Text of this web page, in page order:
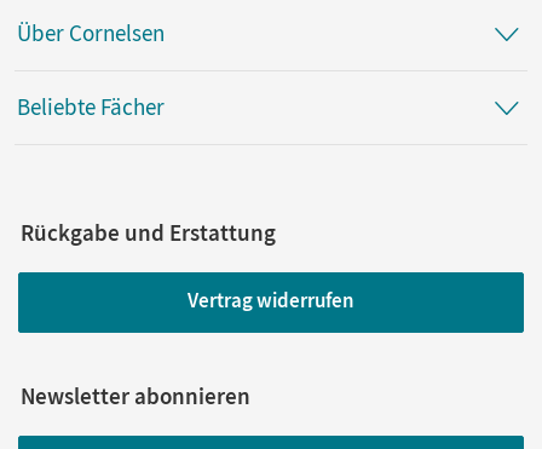
Über Cornelsen
Beliebte Fächer
Rückgabe und Erstattung
Vertrag widerrufen
Newsletter abonnieren